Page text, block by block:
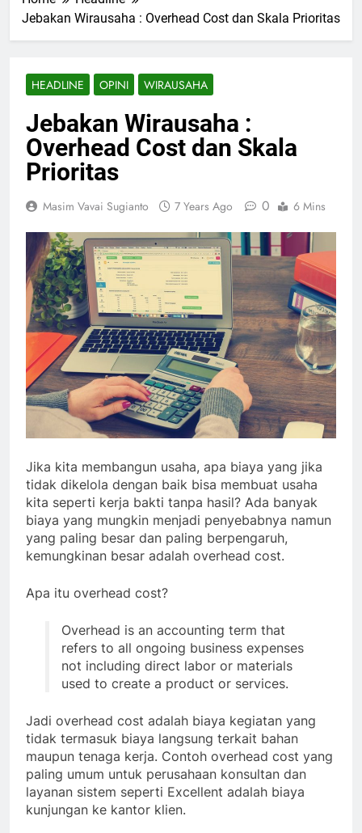
Jebakan Wirausaha : Overhead Cost dan Skala Prioritas
HEADLINE OPINI WIRAUSAHA
Jebakan Wirausaha :
Overhead Cost dan Skala
Prioritas
Masim Vavai Sugianto 7 Years Ago 0 6 Mins
Jika kita membangun usaha, apa biaya yang jika
tidak dikelola dengan baik bisa membuat usaha
kita seperti kerja bakti tanpa hasil? Ada banyak
biaya yang mungkin menjadi penyebabnya namun
yang paling besar dan paling berpengaruh,
kemungkinan besar adalah overhead cost.
Apa itu overhead cost?
Overhead is an accounting term that
refers to all ongoing business expenses
not including direct labor or materials
used to create a product or services.
Jadi overhead cost adalah biaya kegiatan yang
tidak termasuk biaya langsung terkait bahan
maupun tenaga kerja. Contoh overhead cost yang
paling umum untuk perusahaan konsultan dan
layanan sistem seperti Excellent adalah biaya
kunjungan ke kantor klien.